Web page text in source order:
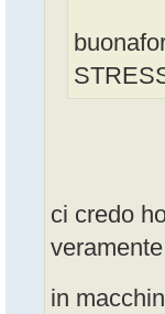
ci credo
in